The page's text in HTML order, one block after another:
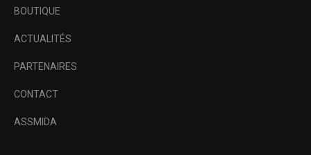
BOUTIQUE
ACTUALITÉS
PARTENAIRES
CONTACT
ASSMIDA